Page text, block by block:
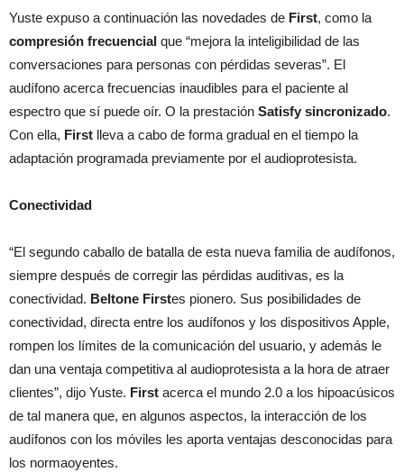
Yuste expuso a continuación las novedades de First, como la
compresión frecuencial que “mejora la inteligibilidad de las
conversaciones para personas con pérdidas severas”. El
audífono acerca frecuencias inaudibles para el paciente al
espectro que sí puede oír. O la prestación Satisfy sincronizado.
Con ella, First lleva a cabo de forma gradual en el tiempo la
adaptación programada previamente por el audioprotesista.
Conectividad
“El segundo caballo de batalla de esta nueva familia de audífonos,
siempre después de corregir las pérdidas auditivas, es la
conectividad. Beltone Firstes pionero. Sus posibilidades de
conectividad, directa entre los audífonos y los dispositivos Apple,
rompen los límites de la comunicación del usuario, y además le
dan una ventaja competitiva al audioprotesista a la hora de atraer
clientes”, dijo Yuste. First acerca el mundo 2.0 a los hipoacúsicos
de tal manera que, en algunos aspectos, la interacción de los
audífonos con los móviles les aporta ventajas desconocidas para
los normaoyentes.